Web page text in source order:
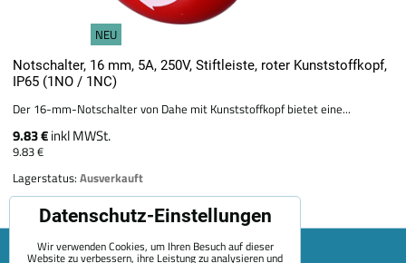
NEU
Notschalter, 16 mm, 5A, 250V, Stiftleiste, roter Kunststoffkopf,
IP65 (1NO / 1NC)
Der 16-mm-Notschalter von Dahe mit Kunststoffkopf bietet eine...
9.83 €inkl MWSt.
9.83 €
Lagerstatus:Ausverkauft
Datenschutz-Einstellungen
Wir verwenden Cookies, um Ihren Besuch auf dieser
Website zu verbessern, ihre Leistung zu analysieren und